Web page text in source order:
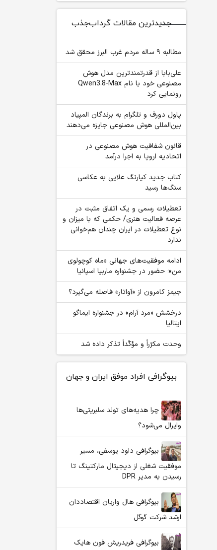
جدیدترین مقالات گرداب‌جذب
مطالبه ۹ ساله مردم غرب البرز محقق شد
علی‌بابا از قدرتمندترین مدل هوش
مصنوعی خود با نام Qwen3.8-Max
رونمایی کرد
پاول دورف و تلگرام به برندگان المپیاد
بین‌المللی هوش مصنوعی جایزه می‌دهند
قانون شفافیت هوش مصنوعی در
اتحادیه اروپا به اجرا درآمد
کتاب جدید کیارنگ علایی به عکاسی
سنگ‌ها رسید
تعطیلات رسمی و یک اتفاق مثبت در
عرصه فعالیت هنری/ حکمی که با میزان و
نوع تعطیلات در ایران چندان هم‌خوانی
ندارد
ادامه موفقیت‌های جهانی «ماه کوچولوی
من»؛ حضور در جشنواره ماربیا اسپانیا
جیمز کامرون از «آواتار» فاصله می‌گیرد؟
درخشش «مرد آرام» در جشنواره ایماگو
ایتالیا
وحدت مکرّراً و مؤکّداً تذکر داده شد
بیوگرافی افراد موفق ایران و جهان
چرا هدیه‌های تولد سلبریتی‌ها
وایرال می‌شود؟
بیوگرافی داود یوسفی، مسیر
موفقیت شغلی از دیجیتال مارکتینگ تا
رسیدن به مدیر DPR
بیوگرافی هال واریان اقتصاددان
ارشد شرکت گوگل
بیوگرافی فریدریش فون هایک